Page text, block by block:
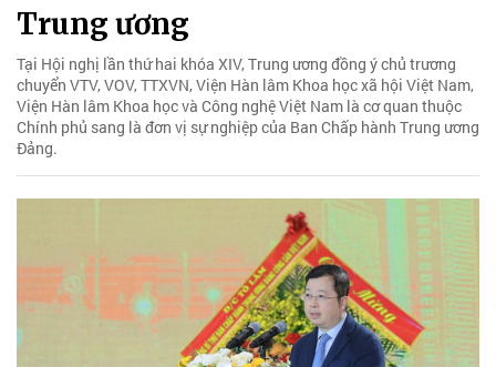
Trung ương
Tại Hội nghị lần thứ hai khóa XIV, Trung ương đồng ý chủ trương
chuyển VTV, VOV, TTXVN, Viện Hàn lâm Khoa học xã hội Việt Nam,
Viện Hàn lâm Khoa học và Công nghệ Việt Nam là cơ quan thuộc
Chính phủ sang là đơn vị sự nghiệp của Ban Chấp hành Trung ương
Đảng.